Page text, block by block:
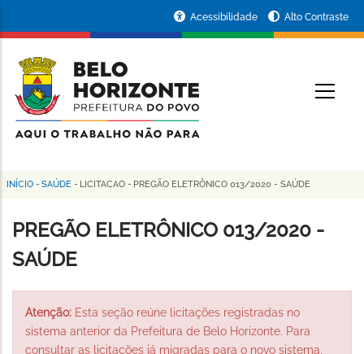
conteúdo
principal
da
Prefeitura
de
Horizonte
Acessibilidade Alto Contraste
Trilha
de
navegação
INÍCIO - SAÚDE - LICITACAO - PREGÃO ELETRÔNICO 013/2020 - SAÚDE
PREGÃO ELETRÔNICO 013/2020 -
SAÚDE
Atenção: Esta seção reúne licitações registradas no
sistema anterior da Prefeitura de Belo Horizonte. Para
consultar as licitações já migradas para o novo sistema,